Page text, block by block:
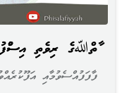
މާތްﷲގެ ރިވެތި
ފާފަފުއްސެވުމާއި